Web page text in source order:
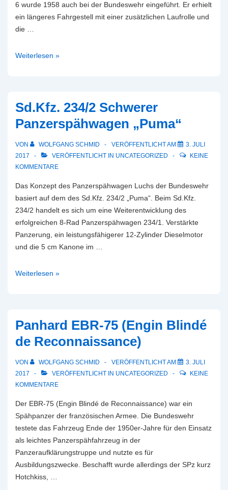
6 wurde 1958 auch bei der Bundeswehr eingeführt. Er erhielt
ein längeres Fahrgestell mit einer zusätzlichen Laufrolle und
die …
SPz
Weiterlesen »
Sd.Kfz. 234/2 Schwerer
Panzerspähwagen „Puma“
VON WOLFGANG SCHMID VERÖFFENTLICHT AM
3. JULI
2017
VERÖFFENTLICHT IN UNCATEGORIZED
KEINE
KOMMENTARE
Das Konzept des Panzerspähwagen Luchs der Bundeswehr
basiert auf dem des Sd.Kfz. 234/2 „Puma“. Beim Sd.Kfz.
234/2 handelt es sich um eine Weiterentwicklung des
erfolgreichen 8-Rad Panzerspähwagen 234/1. Verstärkte
Panzerung, ein leistungsfähigerer 12-Zylinder Dieselmotor
und die 5 cm Kanone im …
Sd.Kfz.
„Puma“
Weiterlesen »
Panhard EBR-75 (Engin Blindé
de Reconnaissance)
VON WOLFGANG SCHMID VERÖFFENTLICHT AM
3. JULI
2017
VERÖFFENTLICHT IN UNCATEGORIZED
KEINE
KOMMENTARE
Der EBR-75 (Engin Blindé de Reconnaissance) war ein
Spähpanzer der französischen Armee. Die Bundeswehr
testete das Fahrzeug Ende der 1950er-Jahre für den Einsatz
als leichtes Panzerspähfahrzeug in der
Panzeraufklärungstruppe und nutzte es für
Ausbildungszwecke. Beschafft wurde allerdings der SPz kurz
Hotchkiss, …